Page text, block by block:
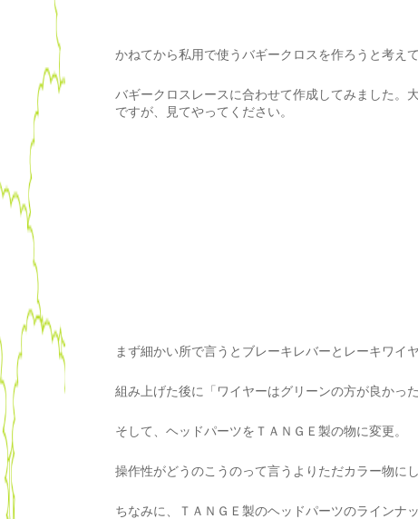
かねてから私用で使うバギークロスを作ろうと考
バギークロスレースに合わせて作成してみました。
ですが、見てやってください。
まず細かい所で言うとブレーキレバーとレーキワイ
組み上げた後に「ワイヤーはグリーンの方が良かっ
そして、ヘッドパーツをＴＡＮＧＥ製の物に変更。
操作性がどうのこうのって言うよりただカラー物に
ちなみに、ＴＡＮＧＥ製のヘッドパーツのラインナ